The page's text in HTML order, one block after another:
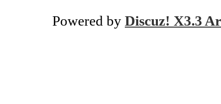
Powered by Discuz! X3.3